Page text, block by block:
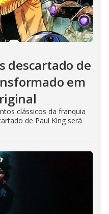
descartado de
em
clássicos da franquia
de Paul King será